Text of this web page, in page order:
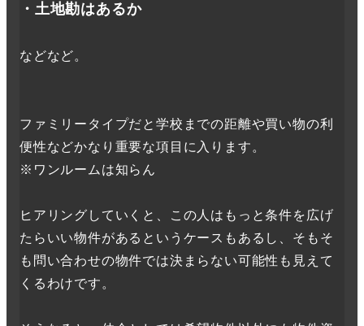
・ 土地勘はあるか
などなど。
ファミリータイプだと学校までの距離や買い物の利
便性などかなり重要な項目に入ります。
※ワンルームは知らん
ヒアリングしていくと、この人はもっと条件を広げ
たらいい物件があるというケースもあるし、そもそ
も問い合わせの物件では決まらない可能性も見えて
くるわけです。